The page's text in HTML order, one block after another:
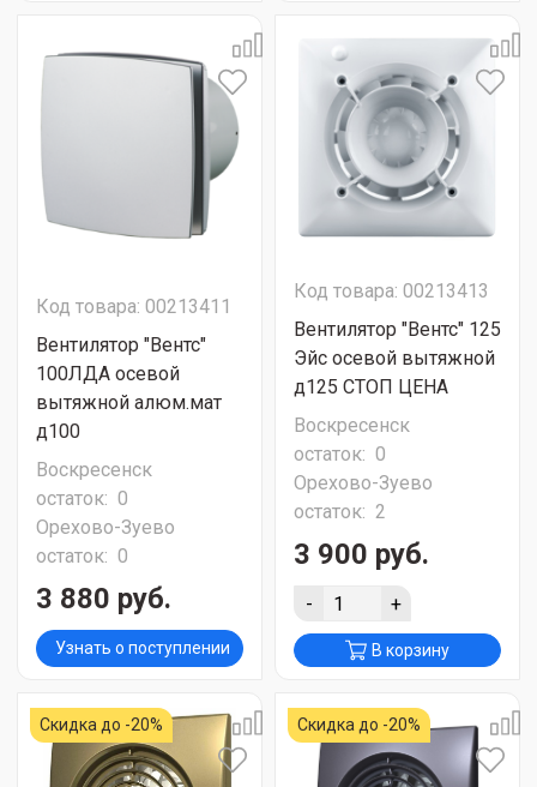
Код товара: 00213411
Вентилятор "Вентс"
100ЛДА осевой
вытяжной алюм.мат
д100
Воскресенск
остаток: 0
Орехово-Зуево
остаток: 0
3 880 руб.
Узнать о поступлении
Код товара: 00213413
Вентилятор "Вентс" 125
Эйс осевой вытяжной
д125 СТОП ЦЕНА
Воскресенск
остаток: 0
Орехово-Зуево
остаток: 2
3 900 руб.
- +
В корзину
Скидка до -20% Скидка до -20%